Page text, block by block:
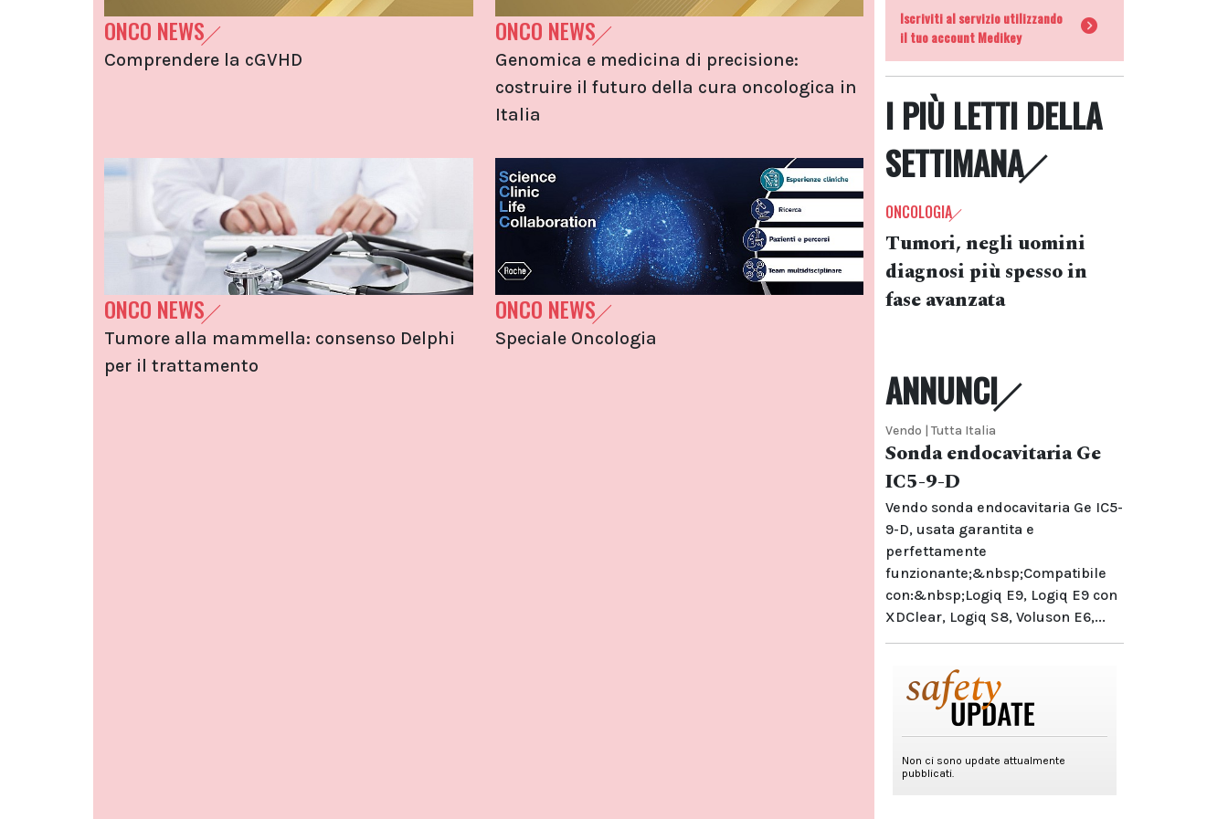
ONCO NEWS
Comprendere la cGVHD
ONCO NEWS
Genomica e medicina di precisione:
costruire il futuro della cura oncologica in
Italia
ONCO NEWS
Tumore alla mammella: consenso Delphi
per il trattamento
ONCO NEWS
Speciale Oncologia
Iscriviti al servizio utilizzando
il tuo account Medikey
I PIÙ LETTI DELLA
SETTIMANA
ONCOLOGIA
Tumori, negli uomini
diagnosi più spesso in
fase avanzata
ANNUNCI
Vendo | Tutta Italia
Sonda endocavitaria Ge
IC5-9-D
Vendo sonda endocavitaria Ge IC5-
9-D, usata garantita e
perfettamente
funzionante;&nbsp;Compatibile
con:&nbsp;Logiq E9, Logiq E9 con
XDClear, Logiq S8, Voluson E6,...